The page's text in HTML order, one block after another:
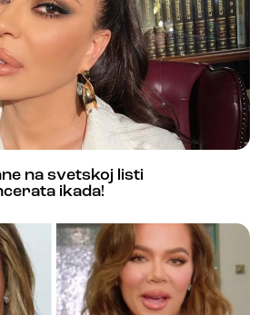
na svetskoj listi
ikada!